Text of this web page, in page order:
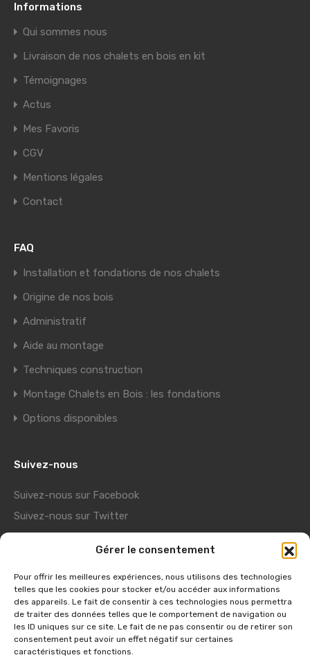
Gérer le consentement
Pour offrir les meilleures expériences, nous utilisons des technologies
telles que les cookies pour stocker et/ou accéder aux informations
des appareils. Le fait de consentir à ces technologies nous permettra
de traiter des données telles que le comportement de navigation ou
les ID uniques sur ce site. Le fait de ne pas consentir ou de retirer son
consentement peut avoir un effet négatif sur certaines
caractéristiques et fonctions.
Informations
Qui sommes nous
Livraison de nos chalets en bois en kit
Témoignages
Actus
Mes Favoris
CGV
Mentions légales
Contact
FAQ
Installation et fondations de nos chalets
Origine de nos bois
Administratif
Aide au montage
Techniques construction
Montage Chalets en Bois : les fondations
Options disponibles
Suivez-nous
Suivez-nous sur Facebook
Suivez-nous sur Twitter
Suivez-nous sur Youtube
Suivez-nous sur Pinterest
Liens utiles
Showroom Usine
Visite virtuelle